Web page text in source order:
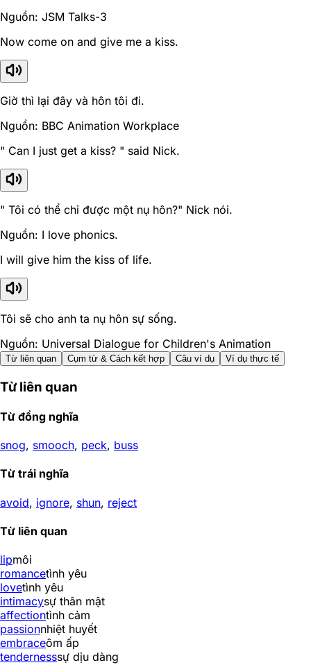
Nguồn: JSM Talks-3
Now come on and give me a kiss.
Giờ thì lại đây và hôn tôi đi.
Nguồn: BBC Animation Workplace
" Can I just get a kiss? " said Nick.
" Tôi có thể chỉ được một nụ hôn?" Nick nói.
Nguồn: I love phonics.
I will give him the kiss of life.
Tôi sẽ cho anh ta nụ hôn sự sống.
Nguồn: Universal Dialogue for Children's Animation
Từ liên quan Cụm từ & Cách kết hợp Câu ví dụ Ví dụ thực tế
Từ liên quan
Từ đồng nghĩa
snog, smooch, peck, buss
Từ trái nghĩa
avoid, ignore, shun, reject
Từ liên quan
lipmôi
romancetình yêu
lovetình yêu
intimacysự thân mật
affectiontình cảm
passionnhiệt huyết
embraceôm ấp
tendernesssự dịu dàng